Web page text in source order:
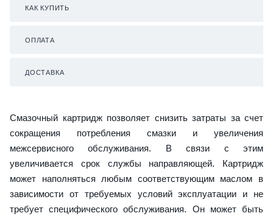
КАК КУПИТЬ
ОПЛАТА
ДОСТАВКА
Смазочный картридж позволяет снизить затраты за счет
сокращения потребления смазки и увеличения
межсервисного обслуживания. В связи с этим
увеличивается срок службы направляющей. Картридж
может наполняться любым соответствующим маслом в
зависимости от требуемых условий эксплуатации и не
требует специфического обслуживания. Он может быть